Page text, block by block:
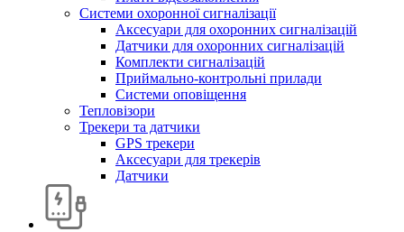
Системи охоронної сигналізації
Аксесуари для охоронних сигналізацій
Датчики для охоронних сигналізацій
Комплекти сигналізацій
Приймально-контрольні прилади
Системи оповіщення
Тепловізори
Трекери та датчики
GPS трекери
Аксесуари для трекерів
Датчики